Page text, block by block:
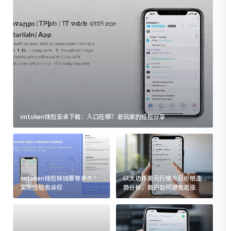
imtoken钱包安卓下载：入口在哪？老玩家的经验分享
imtoken钱包转钱要等多久？
实际经验告诉你
以太坊币美元行情今日价格走
势分析，散户如何避免追涨杀
跌被套牢